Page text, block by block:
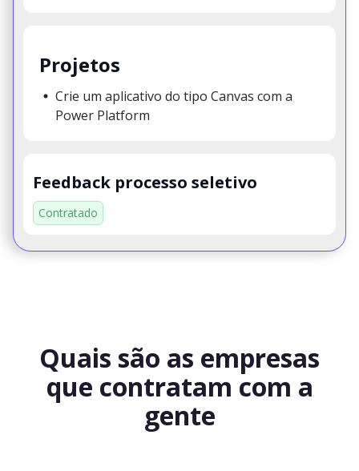
Projetos
Crie um aplicativo do tipo Canvas com a
Power Platform
Feedback processo seletivo
Contratado
Quais são as empresas
que contratam com a
gente